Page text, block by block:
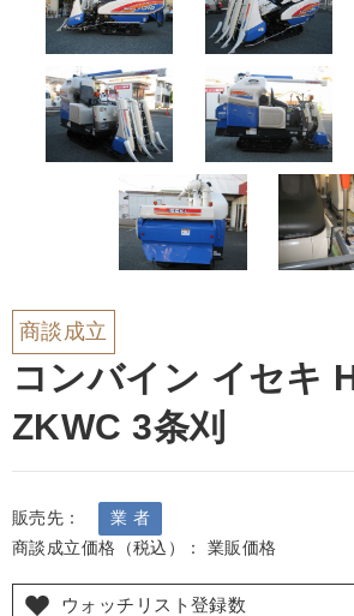
商談成立
コンバイン イセキ
ZKWC 3条刈
販売先：
業 者
商談成立価格（税込）： 業販価格
ウォッチリスト登録数